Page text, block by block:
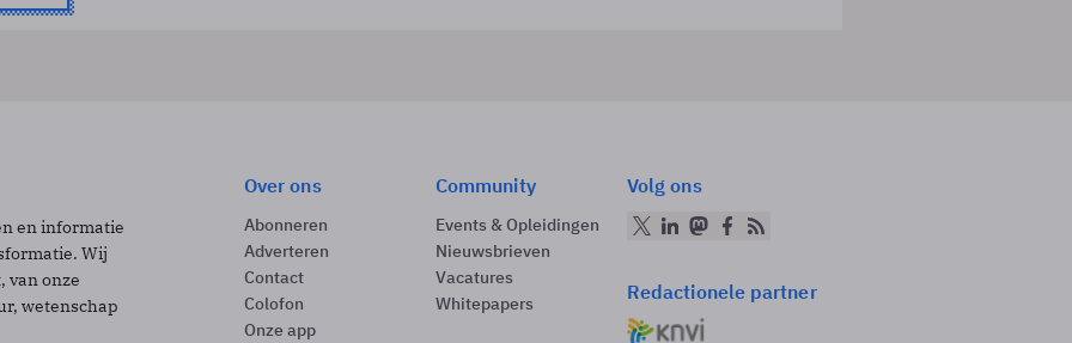
en informatie
Wij
van onze
wetenschap
Over ons
Abonneren
Adverteren
Contact
Colofon
Onze app
Community
Events & Opleidingen
Nieuwsbrieven
Vacatures
Whitepapers
Volg ons
Redactionele partner